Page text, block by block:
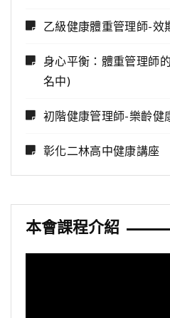
乙級健康體重管理師-效
身心平衡：體重管理師
名中)
初階健康管理師-樂齡健
彰化二林高中健康講座
本會課程介紹